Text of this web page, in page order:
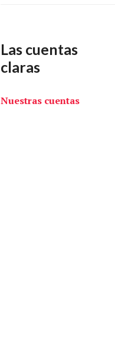
Las cuentas
claras
Nuestras cuentas